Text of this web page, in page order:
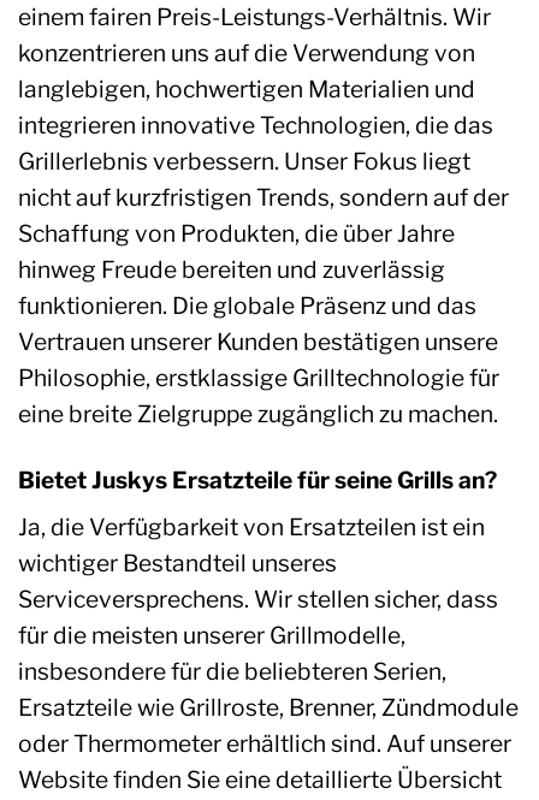
einem fairen Preis-Leistungs-Verhältnis. Wir
konzentrieren uns auf die Verwendung von
langlebigen, hochwertigen Materialien und
integrieren innovative Technologien, die das
Grillerlebnis verbessern. Unser Fokus liegt
nicht auf kurzfristigen Trends, sondern auf der
Schaffung von Produkten, die über Jahre
hinweg Freude bereiten und zuverlässig
funktionieren. Die globale Präsenz und das
Vertrauen unserer Kunden bestätigen unsere
Philosophie, erstklassige Grilltechnologie für
eine breite Zielgruppe zugänglich zu machen.
Bietet Juskys Ersatzteile für seine Grills an?
Ja, die Verfügbarkeit von Ersatzteilen ist ein
wichtiger Bestandteil unseres
Serviceversprechens. Wir stellen sicher, dass
für die meisten unserer Grillmodelle,
insbesondere für die beliebteren Serien,
Ersatzteile wie Grillroste, Brenner, Zündmodule
oder Thermometer erhältlich sind. Auf unserer
Website finden Sie eine detaillierte Übersicht